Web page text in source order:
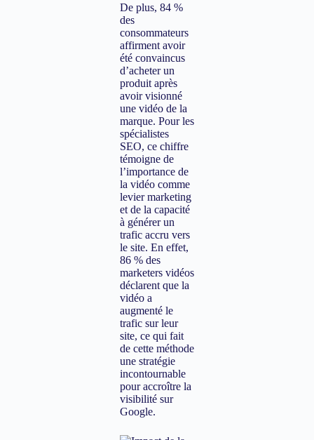
De plus, 84 %
des
consommateurs
affirment avoir
été convaincus
d’acheter un
produit après
avoir visionné
une vidéo de la
marque. Pour les
spécialistes
SEO, ce chiffre
témoigne de
l’importance de
la vidéo comme
levier marketing
et de la capacité
à générer un
trafic accru vers
le site. En effet,
86 % des
marketers vidéos
déclarent que la
vidéo a
augmenté le
trafic sur leur
site, ce qui fait
de cette méthode
une stratégie
incontournable
pour accroître la
visibilité sur
Google.